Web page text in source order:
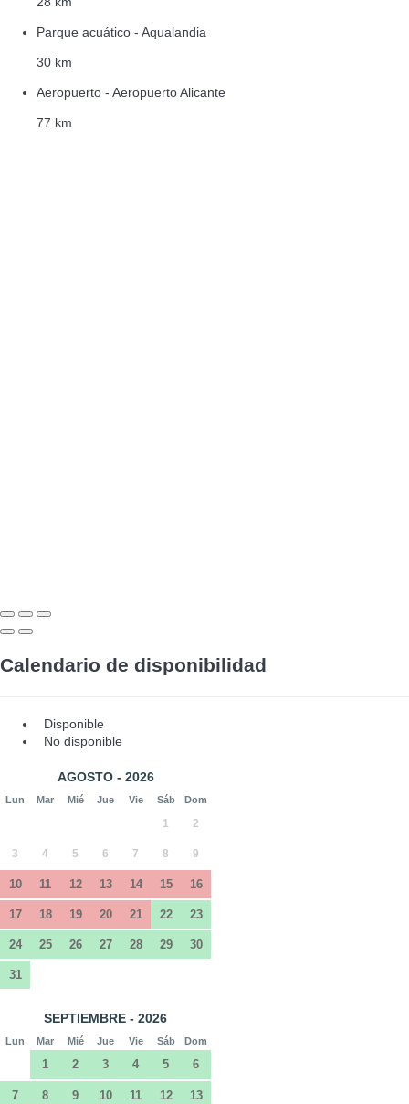
Parque acuático - Aqualandia
30 km
Aeropuerto - Aeropuerto Alicante
77 km
Calendario de disponibilidad
Disponible
No disponible
AGOSTO - 2026
Lun Mar Mié Jue Vie Sáb Dom
1 2
3 4 5 6 7 8 9
10 11 12 13 14 15 16
17 18 19 20 21 22 23
24 25 26 27 28 29 30
31
SEPTIEMBRE - 2026
Lun Mar Mié Jue Vie Sáb Dom
1 2 3 4 5 6
7 8 9 10 11 12 13